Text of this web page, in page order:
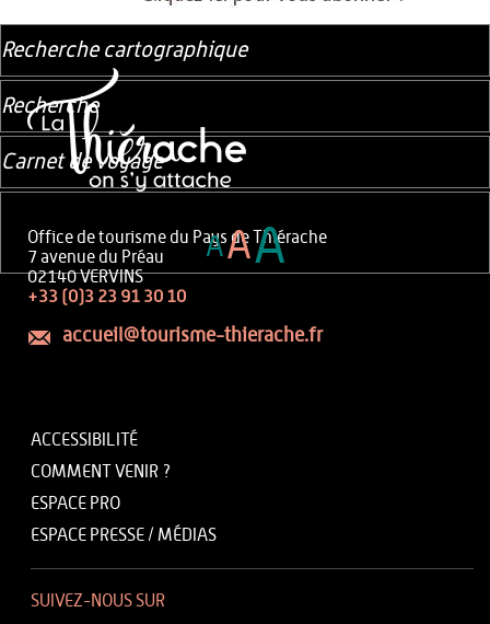
Office de tourisme du Pays de Thiérache
7 avenue du Préau
02140 VERVINS
+33 (0)3 23 91 30 10
accueil@tourisme-thierache.fr
ACCESSIBILITÉ
COMMENT VENIR ?
ESPACE PRO
ESPACE PRESSE / MÉDIAS
SUIVEZ-NOUS SUR
Recherche cartographique
Recherche
Carnet de voyage
AAA